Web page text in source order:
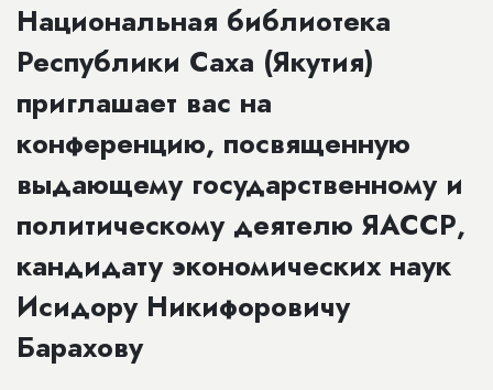
Национальная библиотека
Республики Саха (Якутия)
приглашает вас на
конференцию, посвященную
выдающему государственному и
политическому деятелю ЯАССР,
кандидату экономических наук
Исидору Никифоровичу
Барахову